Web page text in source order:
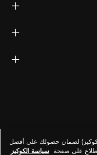
(كوكيز) لضمان حصولك على أفضل
على صفحة سياسة الكوكيز